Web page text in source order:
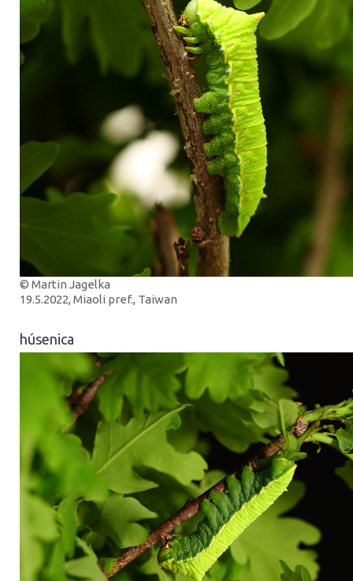
© Martin Jagelka
19.5.2022, Miaoli pref., Taiwan
húsenica